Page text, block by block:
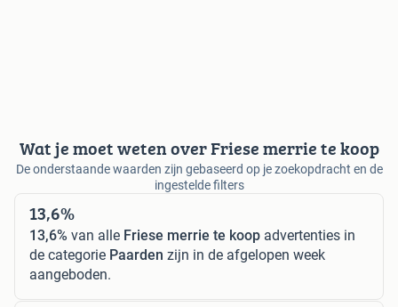
Wat je moet weten over Friese merrie te koop
De onderstaande waarden zijn gebaseerd op je zoekopdracht en de
ingestelde filters
13,6%
13,6% van alle Friese merrie te koop advertenties in
de categorie Paarden zijn in de afgelopen week
aangeboden.